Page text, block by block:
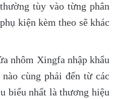
tùy vào từng phân
kiện kèm theo sẽ khác
nhôm Xingfa nhập khẩu
cùng phải đến từ các
biểu nhất là thương hiệu